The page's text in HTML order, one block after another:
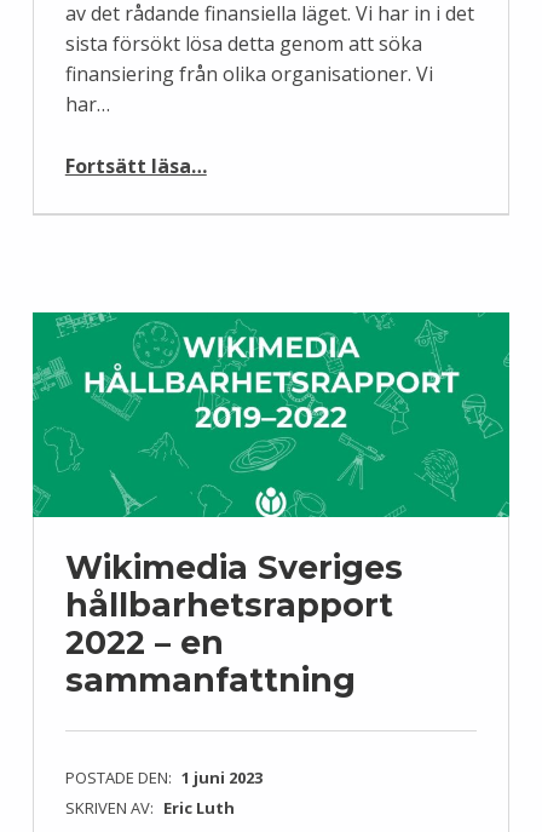
av det rådande finansiella läget. Vi har in i det
sista försökt lösa detta genom att söka
finansiering från olika organisationer. Vi
har…
Fortsätt läsa…
Wikimedia Sveriges
hållbarhetsrapport
2022 – en
sammanfattning
POSTADE DEN: 1 juni 2023
SKRIVEN AV: Eric Luth